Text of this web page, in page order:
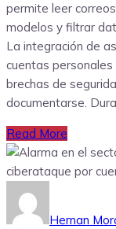
permite leer
modelos y filtrar
La integración de
cuentas
brechas de
documentarse.
Read More
Hernan